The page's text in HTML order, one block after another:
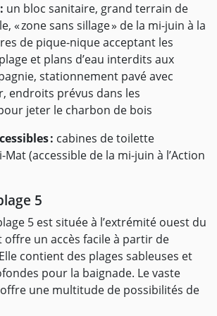
un bloc sanitaire, grand terrain de
« zone sans sillage » de la mi-juin à la
de pique-nique acceptant les
et plans d’eau interdits aux
stationnement pavé avec
endroits prévus dans les
jeter le charbon de bois
: cabines de toilette
Mat (accessible de la mi-juin à l’Action
5
5 est située à l’extrémité ouest du
un accès facile à partir de
contient des plages sableuses et
pour la baignade. Le vaste
une multitude de possibilités de